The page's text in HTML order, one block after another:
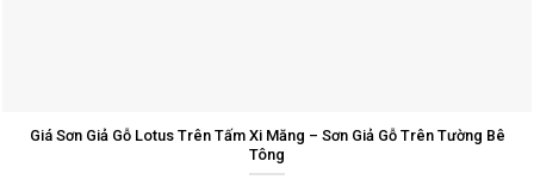
Giá Sơn Giả Gỗ Lotus Trên Tấm Xi Măng – Sơn Giả Gỗ Trên Tường Bê
Tông